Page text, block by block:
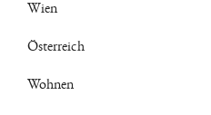
Wien
Österreich
Wohnen